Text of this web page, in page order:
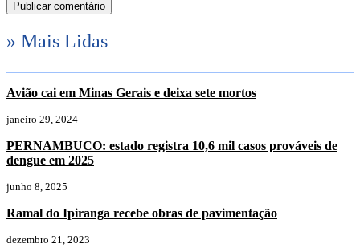
» Mais Lidas
Avião cai em Minas Gerais e deixa sete mortos
janeiro 29, 2024
PERNAMBUCO: estado registra 10,6 mil casos prováveis de
dengue em 2025
junho 8, 2025
Ramal do Ipiranga recebe obras de pavimentação
dezembro 21, 2023